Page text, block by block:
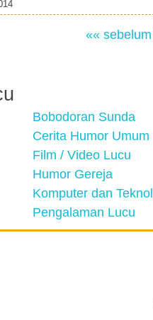
«« sebelum
Bobodoran Sunda
Cerita Humor Umum
Film / Video Lucu
Humor Gereja
Komputer dan
Pengalaman Lucu